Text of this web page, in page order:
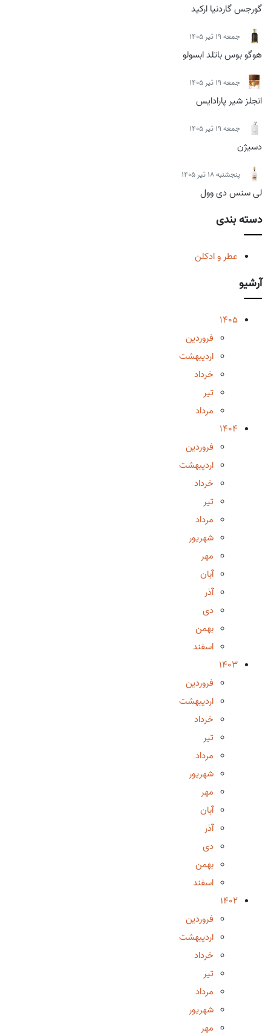
گورجس گاردنیا ارکید
جمعه 19 تیر 1405
هوگو بوس باتلد ابسولو
جمعه 19 تیر 1405
انجلز شیر پارادایس
جمعه 19 تیر 1405
دسیژن
پنجشنبه 18 تیر 1405
لی سنس دی وول
دسته بندی
عطر و ادکلن
آرشیو
1405
فروردین
اردیبهشت
خرداد
تیر
مرداد
1404
فروردین
اردیبهشت
خرداد
تیر
مرداد
شهریور
مهر
آبان
آذر
دی
بهمن
اسفند
1403
فروردین
اردیبهشت
خرداد
تیر
مرداد
شهریور
مهر
آبان
آذر
دی
بهمن
اسفند
1402
فروردین
اردیبهشت
خرداد
تیر
مرداد
شهریور
مهر